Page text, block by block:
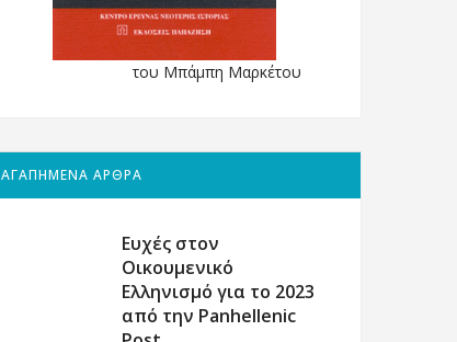
του Μπάμπη Μαρκέτου
ΑΓΑΠΗΜΕΝΑ ΑΡΘΡΑ
Ευχές στον
Οικουμενικό
Ελληνισμό για το 2023
από την Panhellenic